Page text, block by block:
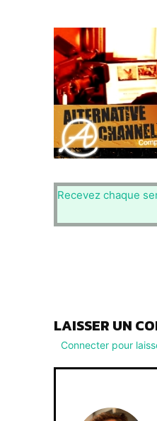
Recevez chaque
LAISSER UN
Connecter pour